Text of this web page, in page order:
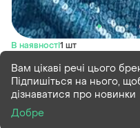
В наявності1 шт
Шовкова сукня
коктейльна
сарафан
Вам цікаві речі цього
Підпишіться на нього,
дізнаватися про новинки
Добре